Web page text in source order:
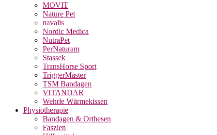
MOVIT
Nature Pet
navalis
Nordic Medica
NutraPet
PerNaturam
Stassek
TransHorse Sport
TriggerMaster
TSM Bandagen
VITANDAR
Wehrle Wärmekissen
Physiotherapie
Bandagen & Orthesen
Faszien